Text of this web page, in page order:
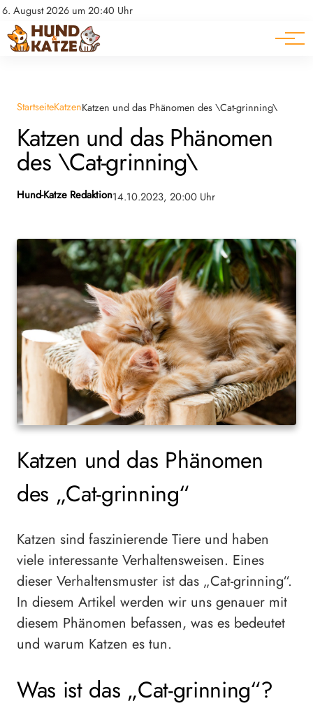
6. August 2026 um 20:40 Uhr
Datenschutz
Impressum
Pferde
Ratgeber
StartseiteKatzenKatzen und das Phänomen des \Cat-grinning\
Katzen und das Phänomen
des \Cat-grinning\
Hund-Katze Redaktion14.10.2023, 20:00 Uhr
Katzen und das Phänomen
des „Cat-grinning“
Katzen sind faszinierende Tiere und haben
viele interessante Verhaltensweisen. Eines
dieser Verhaltensmuster ist das „Cat-grinning“.
In diesem Artikel werden wir uns genauer mit
diesem Phänomen befassen, was es bedeutet
und warum Katzen es tun.
Was ist das „Cat-grinning“?